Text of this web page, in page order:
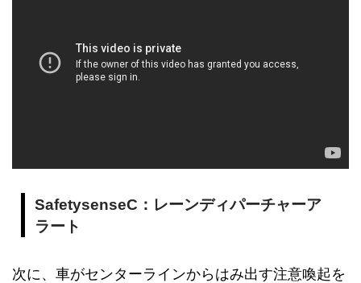
SafetysenseC：レーンディパーチャーア
ラート
次に、車がセンターラインからはみ出す注意喚起を